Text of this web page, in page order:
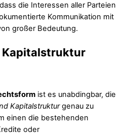
die Interessen aller Parteien
Kommunikation mit
großer Bedeutung.
Kapitalstruktur
ist es unabdingbar, die
Kapitalstrukturgenau zu
einen die bestehenden
oder